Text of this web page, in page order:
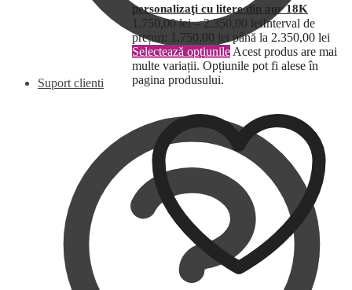
Suport clienti
personalizaţi cu litere din aur 18K
1.750,00lei – 2.350,00 leiInterval de
prețuri: 1.750,00 lei până la 2.350,00 lei
Selectează opțiunile Acest produs are mai
multe variații. Opțiunile pot fi alese în
pagina produsului.